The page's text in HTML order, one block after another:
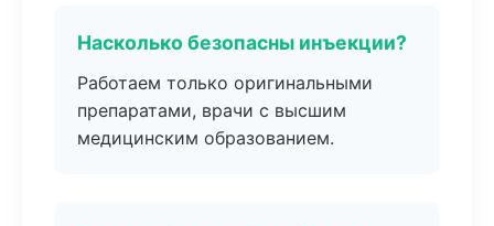
Насколько безопасны инъекции?
Работаем только оригинальными
препаратами, врачи с высшим
медицинским образованием.